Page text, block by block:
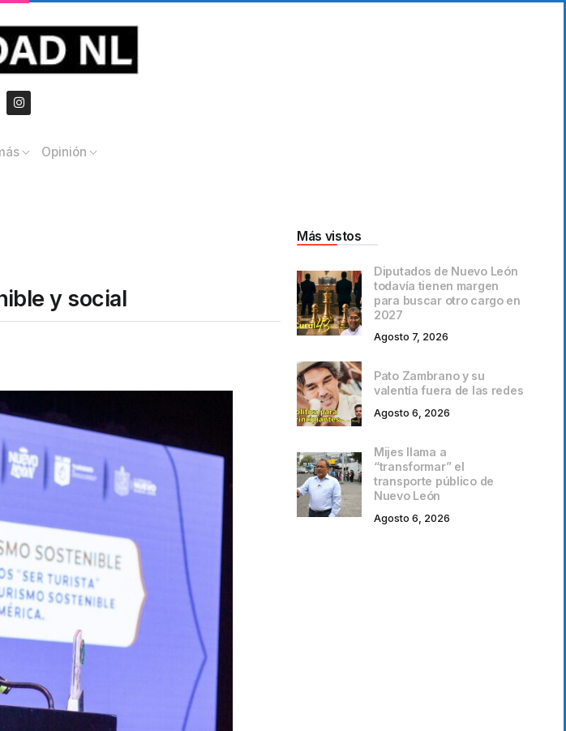
Opinión
y social
Más vistos
Diputados de Nuevo León
todavía tienen margen
para buscar otro cargo en
2027
Agosto 7, 2026
Pato Zambrano y su
valentía fuera de las redes
Agosto 6, 2026
Mijes llama a
“transformar” el
transporte público de
Nuevo León
Agosto 6, 2026